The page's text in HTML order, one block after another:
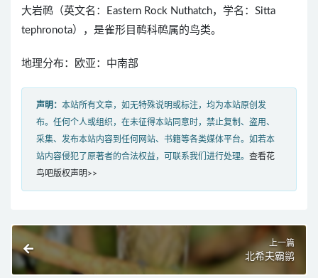
大岩䴓（英文名：Eastern Rock Nuthatch，学名：Sitta
tephronota），是雀形目䴓科䴓属的鸟类。
地理分布：欧亚：中南部
声明： 本站所有文章，如无特殊说明或标注，均为本站原创发
布。任何个人或组织，在未征得本站同意时，禁止复制、盗用、
采集、发布本站内容到任何网站、书籍等各类媒体平台。如若本
站内容侵犯了原著者的合法权益，可联系我们进行处理。 查看花
鸟吧版权声明>>
上一篇
北希夫霸鹟